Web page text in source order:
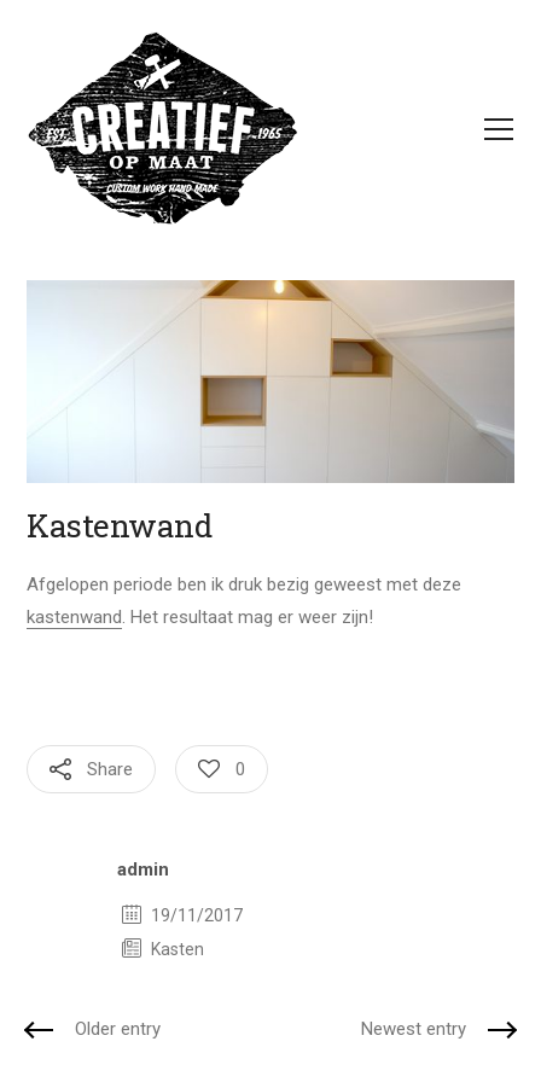
Kastenwand
Afgelopen periode ben ik druk bezig geweest met deze
kastenwand. Het resultaat mag er weer zijn!
Share 0
Author
admin
19/11/2017
Kasten
Older entry Newest entry